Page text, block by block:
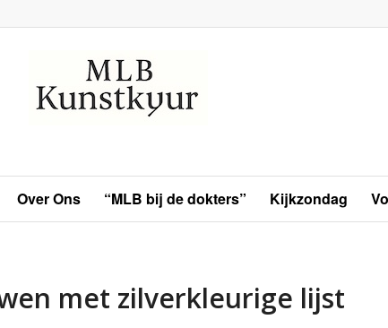
Over Ons “MLB bij de dokters” Kijkzondag
met zilverkleurige lijst